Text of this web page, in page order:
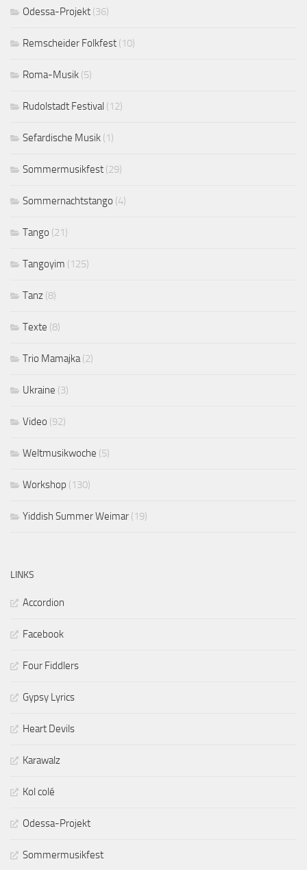
Odessa-Projekt (36)
Remscheider Folkfest (10)
Roma-Musik (5)
Rudolstadt Festival (12)
Sefardische Musik (1)
Sommermusikfest (29)
Sommernachtstango (4)
Tango (21)
Tangoyim (125)
Tanz (8)
Texte (8)
Trio Mamajka(2)
Ukraine (3)
Video (92)
Weltmusikwoche (5)
Workshop (130)
Yiddish Summer Weimar (19)
LINKS
Accordion
Facebook
Four Fiddlers
Gypsy Lyrics
Heart Devils
Karawalz
Kol colé
Odessa-Projekt
Sommermusikfest